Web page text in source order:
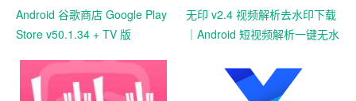
Android 谷歌商店 Google Play
Store v50.1.34 + TV 版
用游戏下载与数字内容中心
无印 v2.4 视频解析去水印下载
｜Android 短视频解析一键无水